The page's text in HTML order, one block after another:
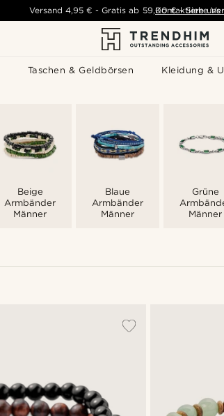
Taschen & Geldbörsen Kleidung &
Versand 4,95 € -Gratis ab 59,00 € - Siehe
Kontaktiere uns
Beige
Armbänder
Männer
Blaue
Armbänder
Männer
Grüne
Männer